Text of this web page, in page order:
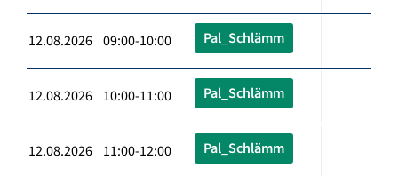
12.08.2026 09:00-10:00 Pal_Schlämm
12.08.2026 10:00-11:00 Pal_Schlämm
12.08.2026 11:00-12:00 Pal_Schlämm